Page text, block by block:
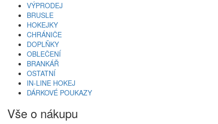
VÝPRODEJ
BRUSLE
HOKEJKY
CHRÁNIČE
DOPLŇKY
OBLEČENÍ
BRANKÁŘ
OSTATNÍ
IN-LINE HOKEJ
DÁRKOVÉ POUKAZY
Vše o nákupu